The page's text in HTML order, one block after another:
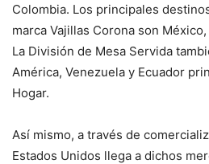
Colombia. Los principales
marca Vajillas Corona son
La División de Mesa Servida
América, Venezuela y Ecuador
Hogar.
Así mismo, a través de
Estados Unidos llega a dichos